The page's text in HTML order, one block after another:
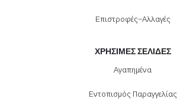
Επιστροφές-Αλλαγές
ΧΡΉΣΙΜΕΣ ΣΕΛΊΔΕΣ
Αγαπημένα
Εντοπισμός Παραγγελίας